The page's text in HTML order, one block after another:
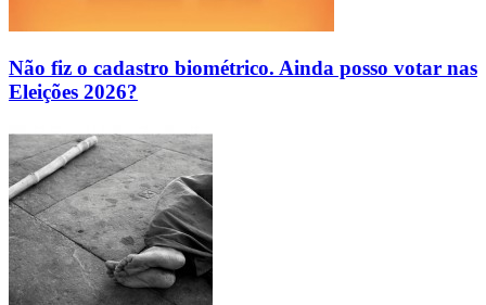
Não fiz o cadastro biométrico. Ainda posso votar nas
Eleições 2026?